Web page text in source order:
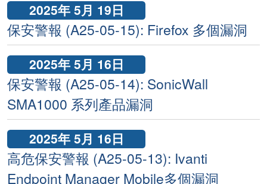
2025年 5月 19日
保安警報 (A25-05-15): Firefox 多個漏洞
2025年 5月 16日
保安警報 (A25-05-14): SonicWall
SMA1000 系列產品漏洞
2025年 5月 16日
高危保安警報 (A25-05-13): Ivanti
Endpoint Manager Mobile多個漏洞